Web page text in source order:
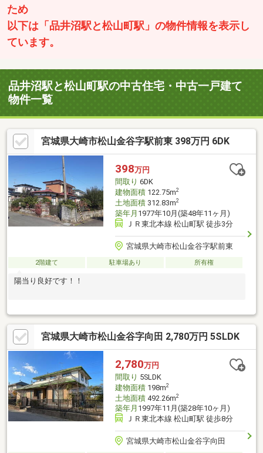
ため
以下は「品井沼駅と松山町駅」の物件情報を表示し
ています。
品井沼駅と松山町駅の中古住宅・中古一戸建て
物件一覧
宮城県大崎市松山金谷字駅前東 398万円 6DK
398万円
間取り 6DK
建物面積122.75m2
土地面積312.83m2
築年月 1977年10月(築48年11ヶ月)
ＪＲ東北本線 松山町駅 徒歩3分
宮城県大崎市松山金谷字駅前東
2階建て 駐車場あり 所有権
陽当り良好です！！
宮城県大崎市松山金谷字向田 2,780万円 5SLDK
2,780万円
間取り 5SLDK
建物面積198m2
土地面積492.26m2
築年月 1997年11月(築28年10ヶ月)
ＪＲ東北本線 松山町駅 徒歩8分
宮城県大崎市松山金谷字向田